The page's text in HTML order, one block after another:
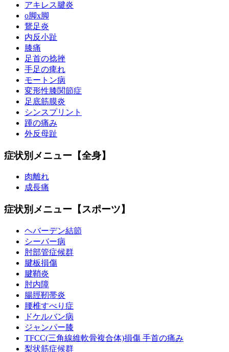
アキレス腱炎
o脚x脚
鵞足炎
内反小趾
膝痛
足首の捻挫
手足の痺れ
モートン病
変形性膝関節症
足底筋膜炎
シンスプリント
踵の痛み
外反母趾
症状別メニュー【全身】
肉離れ
成長痛
症状別メニュー【スポーツ】
ヘバーデン結節
シーバー病
肘部管症候群
腱板損傷
腱鞘炎
肘内障
腸脛靭帯炎
腰椎すべり症
ドケルバン病
ジャンパー膝
TFCC(三角線維軟骨複合体)損傷 手首の痛み
梨状筋症候群